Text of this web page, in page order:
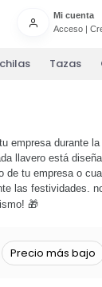
Mi cuenta
Acceso|
Tazas
empresa durante
llavero está
tu empresa o
las festividades.
🎁
Precio más bajo